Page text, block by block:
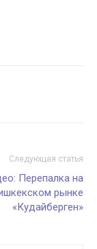
Следующая статья
Перепалка на
рынке
«Кудайберген»